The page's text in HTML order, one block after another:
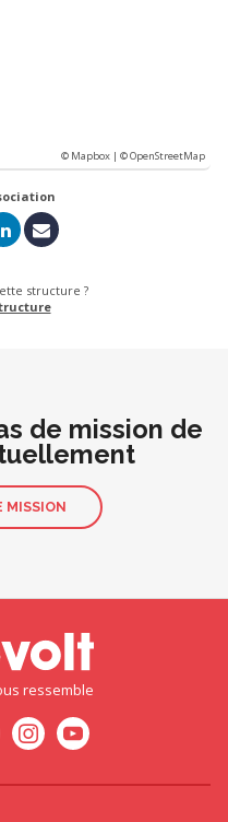
© Mapbox |© OpenStreetMap
structure ?
de mission de
MISSION
ressemble